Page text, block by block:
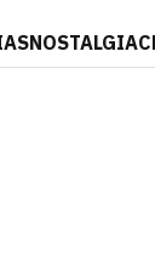
NOSTALGIA